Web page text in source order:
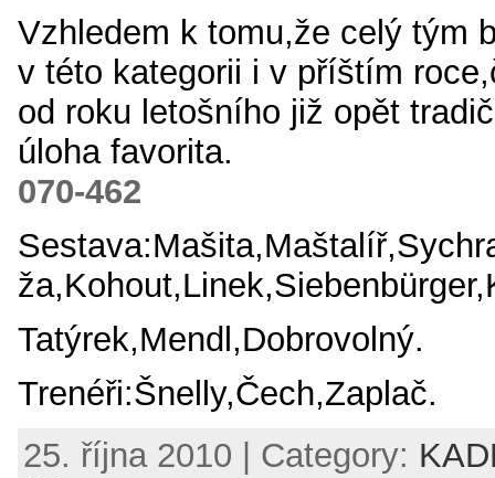
Vzhledem k tomu,že celý tým
v této kategorii i v příštím
od roku letošního již opět
úloha favorita.
070-462
Tatýrek,Mendl,Dobrovolný.
Trenéři:Šnelly,Čech,Zaplač.
25. října 2010 | Category: